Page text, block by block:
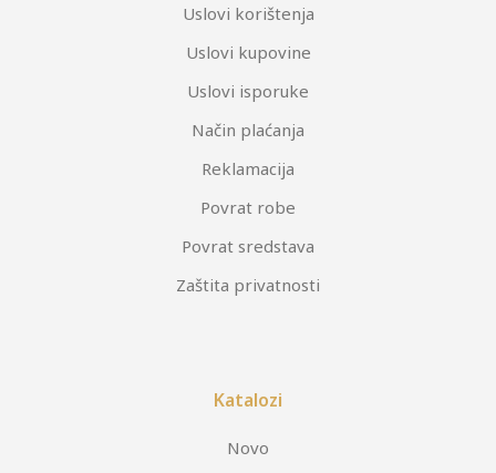
Uslovi korištenja
Uslovi kupovine
Uslovi isporuke
Način plaćanja
Reklamacija
Povrat robe
Povrat sredstava
Zaštita privatnosti
Katalozi
Novo